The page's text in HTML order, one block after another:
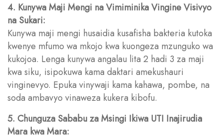
4. Kunywa Maji Mengi na Vimiminika Vingine Visivyo
na Sukari:
Kunywa maji mengi husaidia kusafisha bakteria kutoka
kwenye mfumo wa mkojo kwa kuongeza mzunguko wa
kukojoa. Lenga kunywa angalau lita 2 hadi 3 za maji
kwa siku, isipokuwa kama daktari amekushauri
vinginevyo. Epuka vinywaji kama kahawa, pombe, na
soda ambavyo vinaweza kukera kibofu.
5. Chunguza Sababu za Msingi Ikiwa UTI Inajirudia
Mara kwa Mara: